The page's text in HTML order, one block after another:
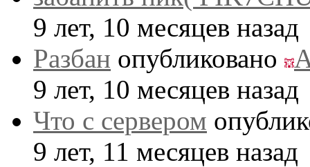
9 лет, 10 месяцев назад
Разбан опубликовано
9 лет, 10 месяцев назад
Что с сервером
9 лет, 11 месяцев назад